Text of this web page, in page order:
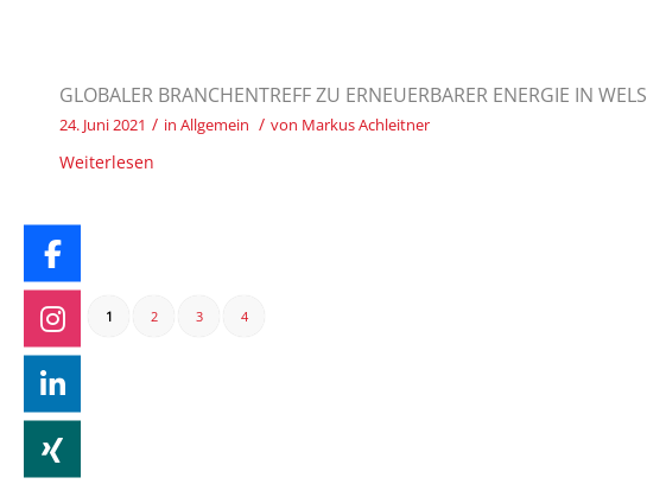
GLOBALER BRANCHENTREFF ZU ERNEUERBARER ENERGIE IN WELS
24. Juni 2021 / in Allgemein / von Markus Achleitner
Weiterlesen
1 2 3 4